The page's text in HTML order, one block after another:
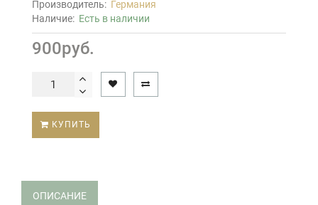
Производитель: Германия
Наличие: Есть в наличии
900руб.
КУПИТЬ
ОПИСАНИЕ